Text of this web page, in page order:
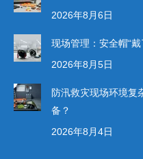
2026年8月6日
现场管理：安全帽“
2026年8月5日
防汛救灾现场环境复
备？
2026年8月4日